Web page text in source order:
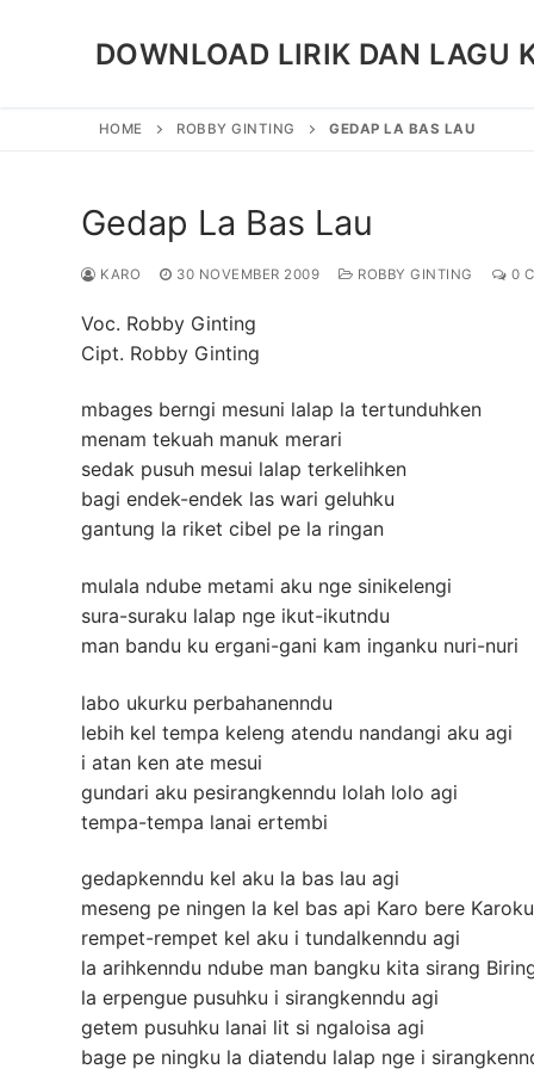
DOWNLOAD LIRIK DAN LAGU
HOME ROBBY GINTING GEDAP LA BAS LAU
Gedap La Bas Lau
KARO 30 NOVEMBER 2009 ROBBY GINTING 0
Voc. Robby Ginting
Cipt. Robby Ginting
mbages berngi mesuni lalap la tertunduhken
menam tekuah manuk merari
sedak pusuh mesui lalap terkelihken
bagi endek-endek las wari geluhku
gantung la riket cibel pe la ringan
mulala ndube metami aku nge sinikelengi
sura-suraku lalap nge ikut-ikutndu
man bandu ku ergani-gani kam inganku nuri-nuri
labo ukurku perbahanenndu
lebih kel tempa keleng atendu nandangi aku agi
i atan ken ate mesui
gundari aku pesirangkenndu lolah lolo agi
tempa-tempa lanai ertembi
gedapkenndu kel aku la bas lau agi
meseng pe ningen la kel bas api Karo bere Karoku
rempet-rempet kel aku i tundalkenndu agi
la arihkenndu ndube man bangku kita sirang
la erpengue pusuhku i sirangkenndu agi
getem pusuhku lanai lit si ngaloisa agi
bage pe ningku la diatendu lalap nge i